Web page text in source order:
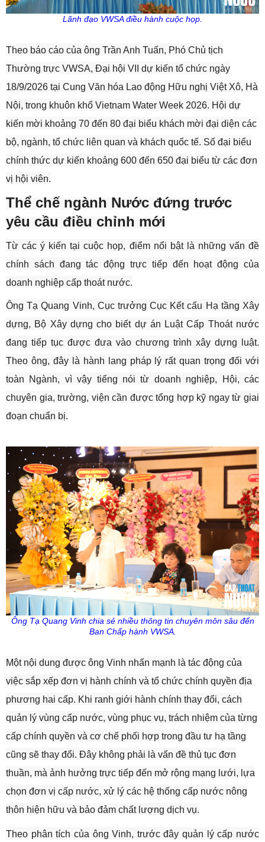
Lãnh đạo VWSA điều hành cuộc họp.
Theo báo cáo của ông Trần Anh Tuấn, Phó Chủ tịch
Thường trực VWSA, Đại hội VII dự kiến tổ chức ngày
18/9/2026 tại Cung Văn hóa Lao động Hữu nghị Việt Xô, Hà
Nội, trong khuôn khổ Vietnam Water Week 2026. Hội dự
kiến mời khoảng 70 đến 80 đại biểu khách mời đại diện các
bộ, ngành, tổ chức liên quan và khách quốc tế. Số đại biểu
chính thức dự kiến khoảng 600 đến 650 đại biểu từ các đơn
vị hội viên.
Thể chế ngành Nước đứng trước
yêu cầu điều chỉnh mới
Từ các ý kiến tại cuộc họp, điểm nổi bật là những vấn đề
chính sách đang tác động trực tiếp đến hoạt động của
doanh nghiệp cấp thoát nước.
Ông Tạ Quang Vinh, Cục trưởng Cục Kết cấu Hạ tầng Xây
dựng, Bộ Xây dựng cho biết dự án Luật Cấp Thoát nước
đang tiếp tục được đưa vào chương trình xây dựng luật.
Theo ông, đây là hành lang pháp lý rất quan trọng đối với
toàn Ngành, vì vậy tiếng nói từ doanh nghiệp, Hội, các
chuyên gia, trường, viện cần được tổng hợp kỹ ngay từ giai
đoạn chuẩn bị.
Ông Tạ Quang Vinh chia sẻ nhiều thông tin chuyên môn sâu đến
Ban Chấp hành VWSA.
Một nội dung được ông Vinh nhấn mạnh là tác động của
việc sắp xếp đơn vị hành chính và tổ chức chính quyền địa
phương hai cấp. Khi ranh giới hành chính thay đổi, cách
quản lý vùng cấp nước, vùng phục vụ, trách nhiệm của từng
cấp chính quyền và cơ chế phối hợp trong đầu tư hạ tầng
cũng sẽ thay đổi. Đây không phải là vấn đề thủ tục đơn
thuần, mà ảnh hưởng trực tiếp đến mở rộng mạng lưới, lựa
chọn đơn vị cấp nước, xử lý các hệ thống cấp nước nông
thôn hiện hữu và bảo đảm chất lượng dịch vụ.
Theo phân tích của ông Vinh, trước đây quản lý cấp nước